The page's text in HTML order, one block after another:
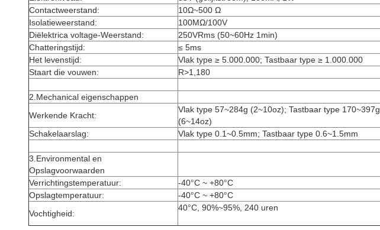
Contactweerstand:
10Ω~500 Ω
Isolatieweerstand:
100MΩ/100V
Diëlektrica voltage-Weerstand:
250VRms (50~60Hz 1min)
Chatteringstijd:
≤ 5ms
Het levenstijd:
Vlak type ≥ 5.000.000; Tastbaar type ≥ 1.000.000
Staart die vouwen:
R>1,180
2.Mechanical eigenschappen
Werkende Kracht:
Vlak type 57~284g (2~10oz); Tastbaar type 170~397g
(6~14oz)
Schakelaarslag:
Vlak type 0.1~0.5mm; Tastbaar type 0.6~1.5mm
3.Environmental en
Opslagvoorwaarden
Verrichtingstemperatuur:
-40°C ~ +80°C
Opslagtemperatuur:
-40°C ~ +80°C
Vochtigheid:
40°C, 90%~95%, 240 uren